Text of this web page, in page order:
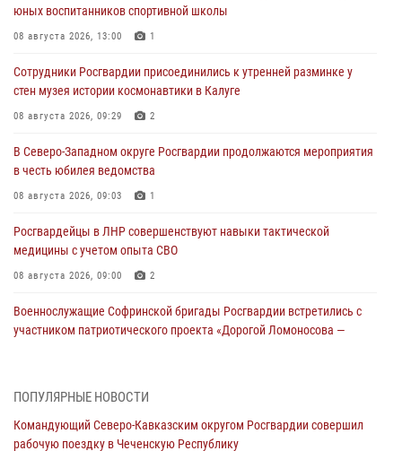
юных воспитанников спортивной школы
08 августа 2026, 13:00 1
Сотрудники Росгвардии присоединились к утренней разминке у
стен музея истории космонавтики в Калуге
08 августа 2026, 09:29 2
В Северо-Западном округе Росгвардии продолжаются мероприятия
в честь юбилея ведомства
08 августа 2026, 09:03 1
Росгвардейцы в ЛНР совершенствуют навыки тактической
медицины с учетом опыта СВО
08 августа 2026, 09:00 2
Военнослужащие Софринской бригады Росгвардии встретились с
участником патриотического проекта «Дорогой Ломоносова —
настольному теннису ко Дню физкультурника
ПОПУЛЯРНЫЕ НОВОСТИ
Командующий Северо-Кавказским округом Росгвардии совершил
рабочую поездку в Чеченскую Республику